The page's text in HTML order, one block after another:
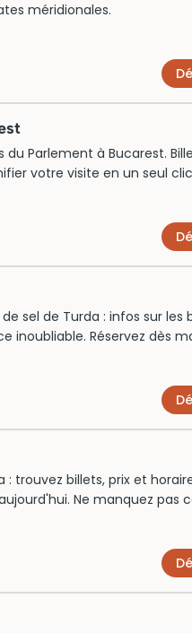
méridionales.
Parlement à Bucarest.
votre visite en un seul
sel de Turda : infos sur les
inoubliable. Réservez dès
trouvez billets, prix et
Ne manquez pas